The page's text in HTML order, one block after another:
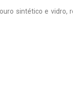
sintético e vidro,